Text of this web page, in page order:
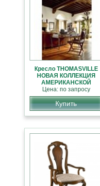
Кресло THOMASVILLE
НОВАЯ КОЛЛЕКЦИЯ
АМЕРИКАНСКОЙ
МЕБЕЛИ
Цена: по запросу
Купить